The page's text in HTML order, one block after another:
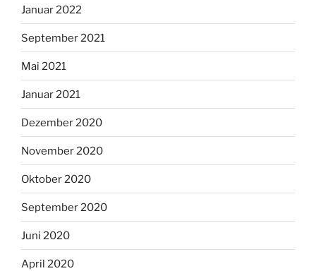
Januar 2022
September 2021
Mai 2021
Januar 2021
Dezember 2020
November 2020
Oktober 2020
September 2020
Juni 2020
April 2020